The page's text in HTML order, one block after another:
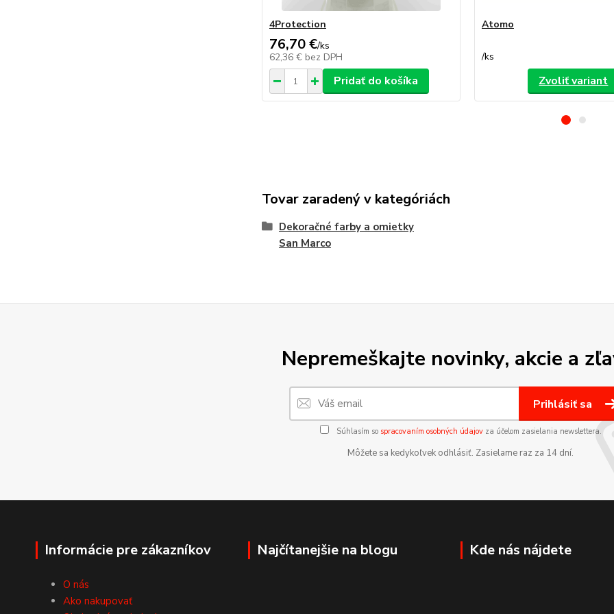
4Protection
76,70 €/ks
62,36 € bez DPH
Pridať do košíka
Atomo
/ks
Zvoliť variant
Tovar zaradený v kategóriách
Dekoračné farby a omietky
San Marco
Nepremeškajte novinky, akcie a
Prihlásiť sa
Súhlasím so spracovaním osobných údajovza účelom zasielania newslettera.
Môžete sa kedykoľvek odhlásiť. Zasielame raz za 14 dní.
Informácie pre zákazníkov
O nás
Ako nakupovať
Najčítanejšie na blogu Kde nás nájdete